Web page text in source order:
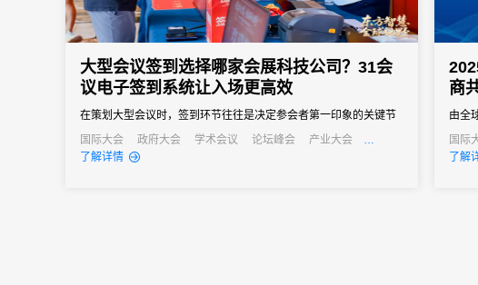
大型会议签到选择哪家会展科技公司？31会
议电子签到系统让入场更高效
在策划大型会议时，签到环节往往是决定参会者第一印象的关键节
点。传统的签到方式在应对千人以上规模会议时，常常出现排队拥
堵、信息错漏、数据统计滞后等问题，严重影响会议的专业形象和
国际大会 政府大会 学术会议 论坛峰会
产业大会
行业大会
经销商大会
了解详情
商
由全
发计
功召
国际
了解